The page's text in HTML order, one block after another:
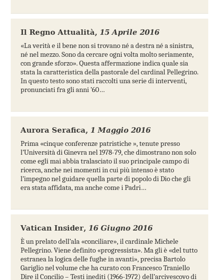
Il Regno Attualità, 15 Aprile 2016
«La verità e il bene non si trovano né a destra né a sinistra,
né nel mezzo. Sono da cercare ogni volta molto seriamente,
con grande sforzo». Questa affermazione indica quale sia
stata la caratteristica della pastorale del cardinal Pellegrino.
In questo testo sono stati raccolti una serie di interventi,
pronunciati fra gli anni ’60…
Aurora Serafica, 1 Maggio 2016
Prima «cinque conferenze patristiche », tenute presso
l’Università di Ginevra nel 1978-79, che dimostrano non solo
come egli mai abbia tralasciato il suo principale campo di
ricerca, anche nei momenti in cui più intenso è stato
l’impegno nel guidare quella parte di popolo di Dio che gli
era stata affidata, ma anche come i Padri…
Vatican Insider, 16 Giugno 2016
È un prelato dell’ala «conciliare», il cardinale Michele
Pellegrino. Viene definito «progressista». Ma gli è «del tutto
estranea la logica delle fughe in avanti», precisa Bartolo
Gariglio nel volume che ha curato con Francesco Traniello
Dire il Concilio – Testi inediti (1966-1972) dell’arcivescovo di